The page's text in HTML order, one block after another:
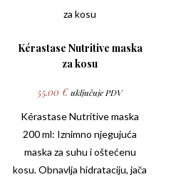
Kérastase Nutritive maska
za kosu
55.00 € uključuje PDV
Kérastase Nutritivemaska
200 ml: Iznimno njegujuća
maska za suhu i oštećenu
kosu. Obnavlja hidrataciju, jača